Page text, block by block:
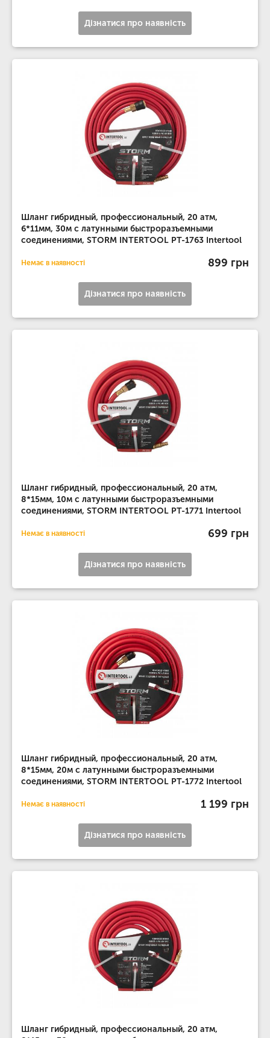
Дізнатися про наявність
Шланг гибридный, профессиональный, 20 атм,
6*11мм, 30м с латунными быстроразъемными
соединениями, STORM INTERTOOL PT-1763 Intertool
Немає в наявності 899 грн
Дізнатися про наявність
Шланг гибридный, профессиональный, 20 атм,
8*15мм, 10м с латунными быстроразъемными
соединениями, STORM INTERTOOL PT-1771 Intertool
Немає в наявності 699 грн
Дізнатися про наявність
Шланг гибридный, профессиональный, 20 атм,
8*15мм, 20м с латунными быстроразъемными
соединениями, STORM INTERTOOL PT-1772 Intertool
Немає в наявності 1 199 грн
Дізнатися про наявність
Шланг гибридный, профессиональный, 20 атм,